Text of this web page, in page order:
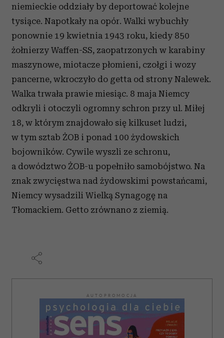
niemieckie oddziały by deportować kolejne
tysiące. Napotkały na opór. Walki wybuchły
ponownie 19 kwietnia 1943 roku, kiedy 850
żołnierzy Waffen-SS, zaopatrzonych w karabiny
maszynowe, miotacze płomieni, czołgi i wozy
pancerne, wkroczyło do getta od strony Nalewek.
Walka trwała prawie miesiąc. 8 maja Niemcy
odkryli i otoczyli ogromny schron przy ul. Miłej
18, w którym znajdowało się kilkuset ludzi,
w tym sztab ŻOB i ponad 100 żydowskich
bojowników. Cywile wyszli ze schronu,
a dowództwo ŻOB-u popełniło samobójstwo. Na
znak zwycięstwa nad żydowskimi powstańcami,
Niemcy wysadzili Wielką Synagogę na
Tłomackiem. Getto zrównano z ziemią.
AUTOPROMOCJA